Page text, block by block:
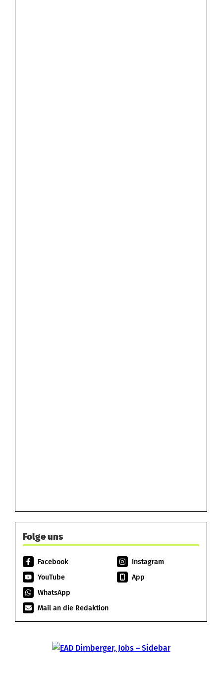
Folge uns
Facebook
Instagram
YouTube
App
WhatsApp
Mail an die Redaktion